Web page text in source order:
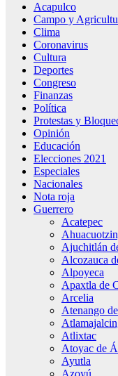
Acapulco
Campo y
Clima
Coronavirus
Cultura
Deportes
Congreso
Finanzas
Política
Protestas y
Opinión
Educación
Elecciones 2021
Especiales
Nacionales
Nota roja
Guerrero
Acatepec
Ajuchitlán
Alcozauca
Alpoyeca
Apaxtla de
Arcelia
Atenango
Atlixtac
Atoyac de
Ayutla
Azoyú